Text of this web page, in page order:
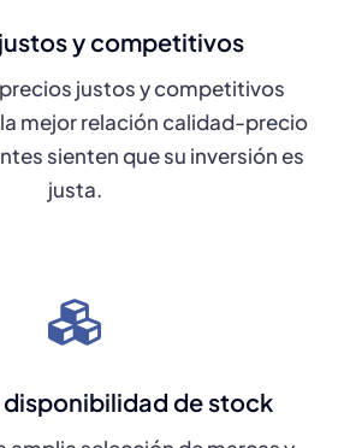
y competitivos
justos y competitivos
mejor relación calidad-precio
sienten que su inversión es
justa.
disponibilidad de stock